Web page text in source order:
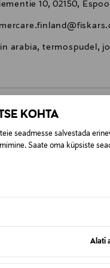
KOHTA
seadmesse salvestada
Saate oma küpsiste
Alati
10, 02150,
arabia, termospudel,